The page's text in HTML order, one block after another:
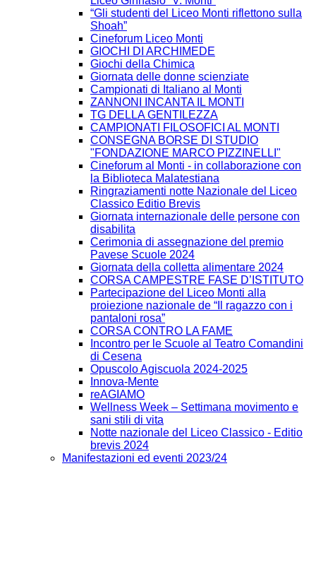
“Gli studenti del Liceo Monti riflettono sulla
Shoah”
Cineforum Liceo Monti
GIOCHI DI ARCHIMEDE
Giochi della Chimica
Giornata delle donne scienziate
Campionati di Italiano al Monti
ZANNONI INCANTA IL MONTI
TG DELLA GENTILEZZA
CAMPIONATI FILOSOFICI AL MONTI
CONSEGNA BORSE DI STUDIO
"FONDAZIONE MARCO PIZZINELLI"
Cineforum al Monti - in collaborazione con
la Biblioteca Malatestiana
Ringraziamenti notte Nazionale del Liceo
Classico Editio Brevis
Giornata internazionale delle persone con
disabilita
Cerimonia di assegnazione del premio
Pavese Scuole 2024
Giornata della colletta alimentare 2024
CORSA CAMPESTRE FASE D’ISTITUTO
Partecipazione del Liceo Monti alla
proiezione nazionale de “Il ragazzo con i
pantaloni rosa”
CORSA CONTRO LA FAME
Incontro per le Scuole al Teatro Comandini
di Cesena
Opuscolo Agiscuola 2024-2025
Innova-Mente
reAGIAMO
Wellness Week – Settimana movimento e
sani stili di vita
Notte nazionale del Liceo Classico - Editio
brevis 2024
Manifestazioni ed eventi 2023/24